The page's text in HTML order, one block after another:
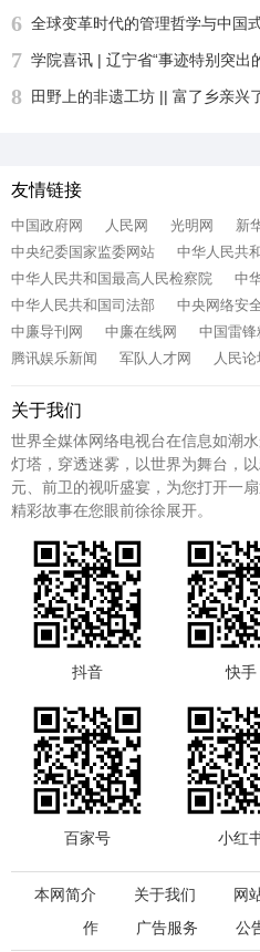
6 全球变革时代的管理哲学与中国
7
8 田野上的非遗工坊 || 富了乡亲兴
友情链接
中国政府网 人民网 光明网 新
中央纪委国家监委网站
中华人民共
中华人民共和国最高人民检察院
中
中华人民共和国司法部
中央网络安
中廉导刊网
中廉在线网 中国雷锋
腾讯娱乐新闻
军队人才网 人民
关于我们
世界全媒体网络电视台在信息如潮
灯塔，穿透迷雾，以世界为舞台，
元、前卫的视听盛宴，为您打开一
精彩故事在您眼前徐徐展开。
抖音 快手
百家号 小红
本网简介 关于我们 网
作
广告服务 公